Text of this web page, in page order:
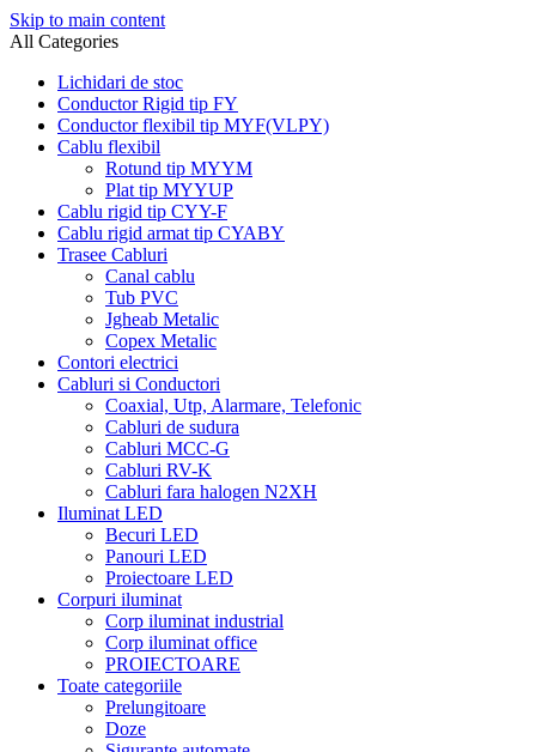
Skip to main content
All Categories
Lichidari de stoc
Conductor Rigid tip FY
Conductor flexibil tip MYF(VLPY)
Cablu flexibil
Rotund tip MYYM
Plat tip MYYUP
Cablu rigid tip CYY-F
Cablu rigid armat tip CYABY
Trasee Cabluri
Canal cablu
Tub PVC
Jgheab Metalic
Copex Metalic
Contori electrici
Cabluri si Conductori
Coaxial, Utp, Alarmare, Telefonic
Cabluri de sudura
Cabluri MCC-G
Cabluri RV-K
Cabluri fara halogen N2XH
Iluminat LED
Becuri LED
Panouri LED
Proiectoare LED
Corpuri iluminat
Corp iluminat industrial
Corp iluminat office
PROIECTOARE
Toate categoriile
Prelungitoare
Doze